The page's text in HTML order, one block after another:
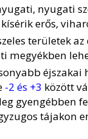
nyugati
erős,
területek az
megyékben
éjszakai
-2 és +3 között
gyengébben
tájakon